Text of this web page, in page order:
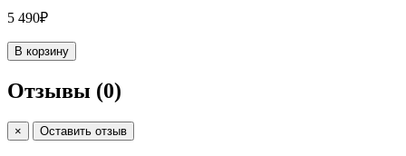
5 490₽
В корзину
Отзывы (0)
× Оставить отзыв